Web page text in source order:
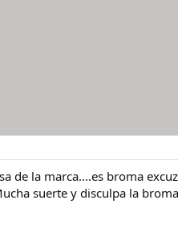
de la marca....es broma
suerte y disculpa la